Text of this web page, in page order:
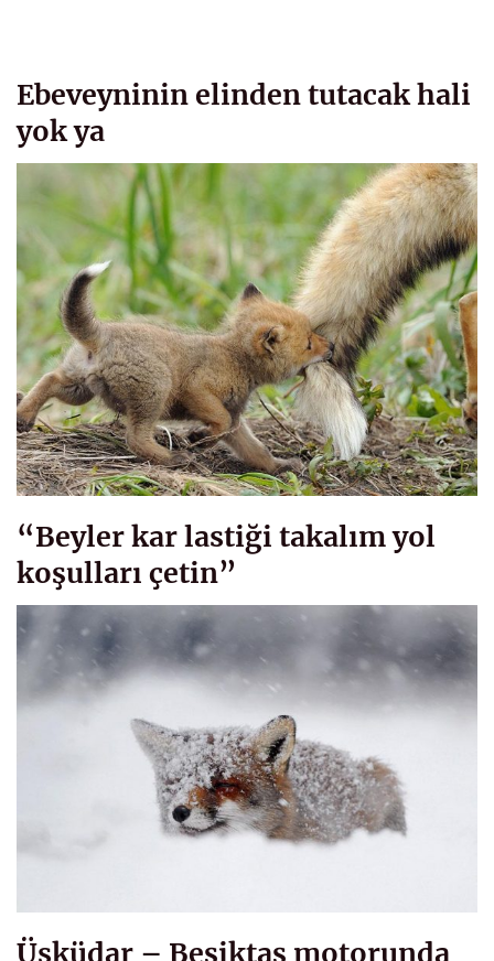
Ebeveyninin elinden tutacak hali
yok ya
“Beyler kar lastiği takalım yol
koşulları çetin”
Üsküdar – Beşiktaş motorunda